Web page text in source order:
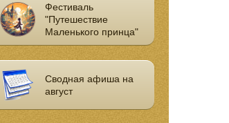
Фестиваль
"Путешествие
Маленького принца"
Сводная афиша на
август